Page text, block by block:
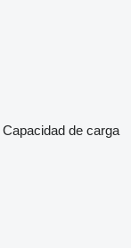
Capacidad de carga